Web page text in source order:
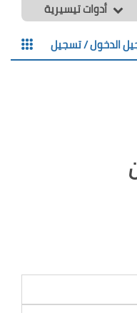
أدوات تيسيرية
الدخول / تسجيل